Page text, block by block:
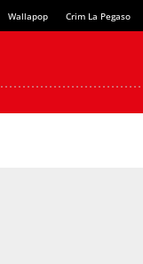
Wallapop Crim La Pegaso